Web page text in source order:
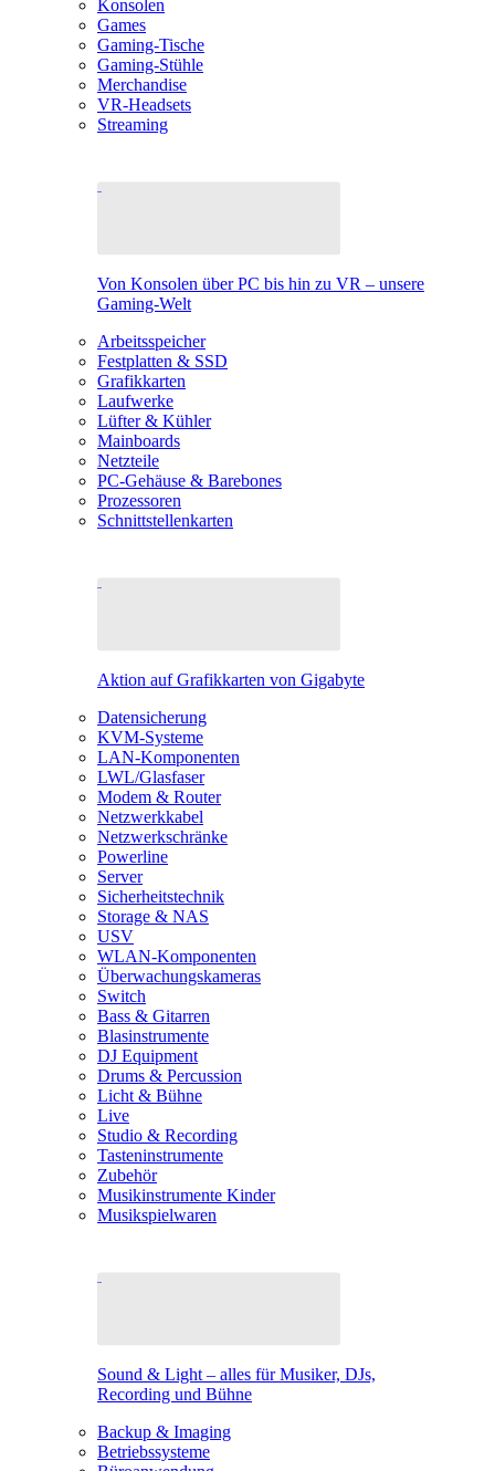
Konsolen
Games
Gaming-Tische
Gaming-Stühle
Merchandise
VR-Headsets
Streaming
Von Konsolen über PC bis hin zu VR – unsere
Gaming-Welt
Arbeitsspeicher
Festplatten & SSD
Grafikkarten
Laufwerke
Lüfter & Kühler
Mainboards
Netzteile
PC-Gehäuse & Barebones
Prozessoren
Schnittstellenkarten
Aktion auf Grafikkarten von Gigabyte
Datensicherung
KVM-Systeme
LAN-Komponenten
LWL/Glasfaser
Modem & Router
Netzwerkkabel
Netzwerkschränke
Powerline
Server
Sicherheitstechnik
Storage & NAS
USV
WLAN-Komponenten
Überwachungskameras
Switch
Bass & Gitarren
Blasinstrumente
DJ Equipment
Drums & Percussion
Licht & Bühne
Live
Studio & Recording
Tasteninstrumente
Zubehör
Musikinstrumente Kinder
Musikspielwaren
Sound & Light – alles für Musiker, DJs,
Recording und Bühne
Backup & Imaging
Betriebssysteme